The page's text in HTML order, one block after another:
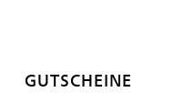
GUTSCHEINE